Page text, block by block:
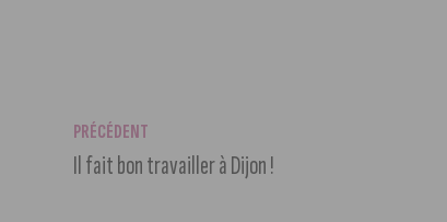
PRÉCÉDENT
Il fait bon travailler à Dijon !